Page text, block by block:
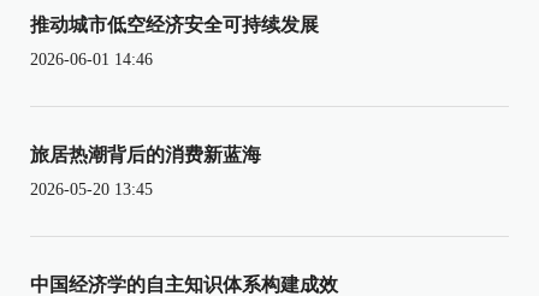
推动城市低空经济安全可持续发展
2026-06-01 14:46
旅居热潮背后的消费新蓝海
2026-05-20 13:45
中国经济学的自主知识体系构建成效